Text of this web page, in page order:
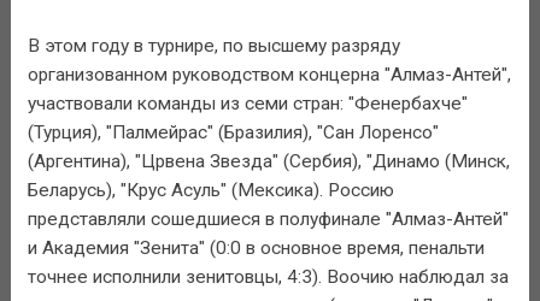
В этом году в турнире, по высшему разряду
организованном руководством концерна "Алмаз-Антей",
участвовали команды из семи стран: "Фенербахче"
(Турция), "Палмейрас" (Бразилия), "Сан Лоренсо"
(Аргентина), "Црвена Звезда" (Сербия), "Динамо (Минск,
Беларусь), "Крус Асуль" (Мексика). Россию
представляли сошедшиеся в полуфинале "Алмаз-Антей"
и Академия "Зенита" (0:0 в основное время, пенальти
точнее исполнили зенитовцы, 4:3). Воочию наблюдал за